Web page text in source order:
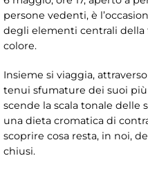
persone vedenti, è
degli elementi centrali della
colore.
Insieme si viaggia,
tenui sfumature dei suoi più
scende la scala tonale
una dieta cromatica di
scoprire cosa resta, in noi,
chiusi.